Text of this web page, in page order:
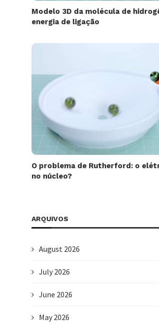
Modelo 3D da molécula de
energia de ligação
O problema de Rutherford: o
no núcleo?
ARQUIVOS
August 2026
July 2026
June 2026
May 2026